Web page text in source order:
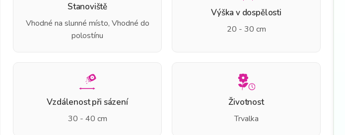
Stanoviště
Vhodné na slunné místo, Vhodné do
polostínu
Výška v dospělosti
20 - 30 cm
Vzdálenost při sázení
30 - 40 cm
Životnost
Trvalka